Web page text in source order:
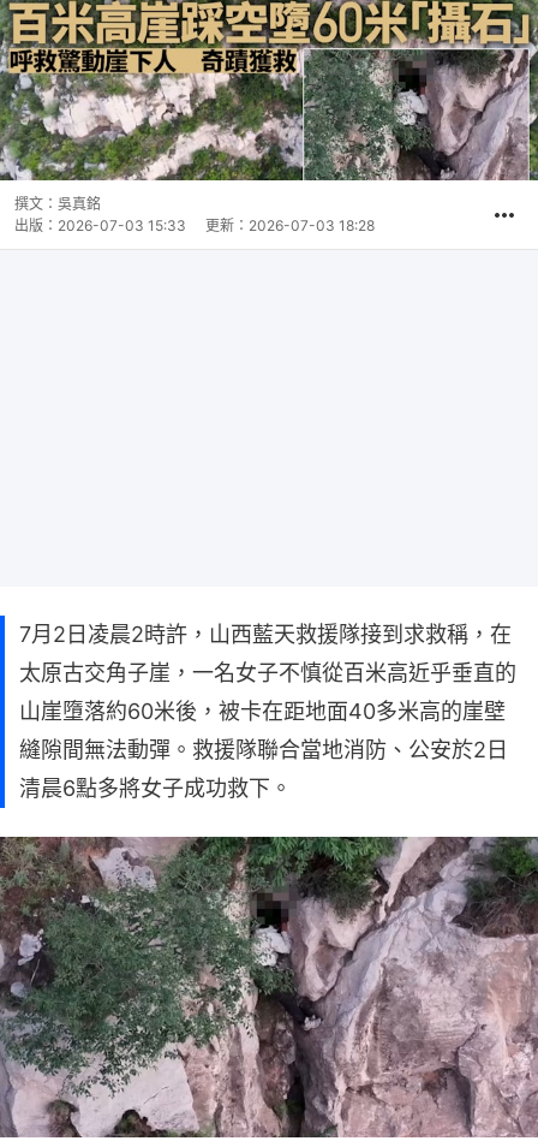
撰文： 吳真銘
出版： 2026-07-03 15:33 更新： 2026-07-03 18:28
7月2日凌晨2時許，山西藍天救援隊接到求救稱，在
太原古交角子崖，一名女子不慎從百米高近乎垂直的
山崖墮落約60米後，被卡在距地面40多米高的崖壁
縫隙間無法動彈。救援隊聯合當地消防、公安於2日
清晨6點多將女子成功救下。